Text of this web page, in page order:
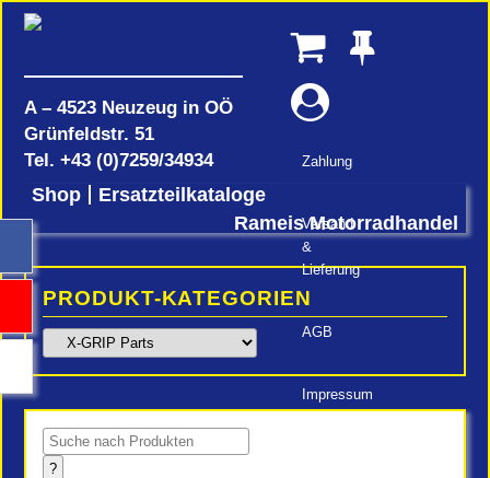
A – 4523 Neuzeug in OÖ
Grünfeldstr. 51
Tel. +43 (0)7259/34934 Zahlung
Versand
&
Lieferung
AGB
Impressum
Shop
Ersatzteilkataloge
Rameis Motorradhandel
PRODUKT-KATEGORIEN
Products
search
?